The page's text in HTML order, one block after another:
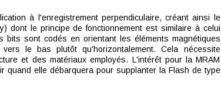
à l'enregistrement perpendiculaire, créant ainsi le
dont le principe de fonctionnement est similaire à celui
bits sont codés en orientant les éléments magnétiques
le bas plutôt qu'horizontalement. Cela nécessite
et des matériaux employés. L'intérêt pour la MRAM
quand elle débarquera pour supplanter la Flash de type